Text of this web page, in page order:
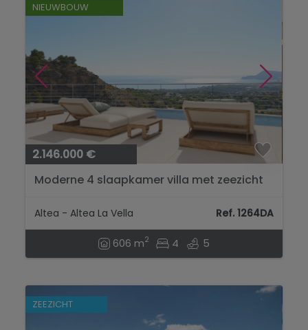
NIEUWBOUW
2.146.000 €
Moderne 4 slaapkamer villa met zeezicht
Altea - Altea La Vella Ref. 1264DA
606 m2 4 5
ZEEZICHT